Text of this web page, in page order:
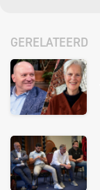
GERELATEERD